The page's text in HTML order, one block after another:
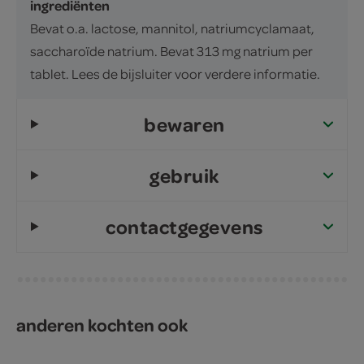
ingrediënten
Bevat o.a. lactose, mannitol, natriumcyclamaat,
saccharoïde natrium. Bevat 313 mg natrium per
tablet. Lees de bijsluiter voor verdere informatie.
bewaren
gebruik
contactgegevens
anderen kochten ook